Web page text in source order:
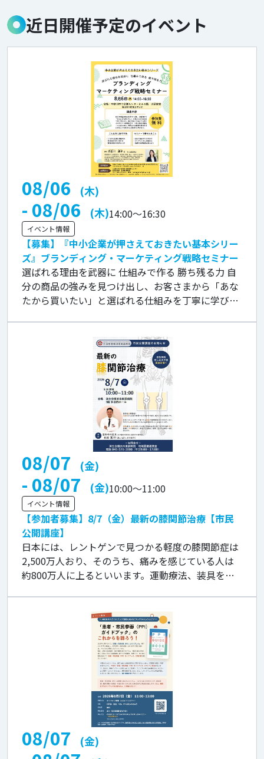
近日開催予定のイベント
【募集】『中小企業が押さえておきたい基本シリー
ズ』ブランディング・マーケティング戦略セミナー
選ばれる理由を武器に 仕組みで作る 勝ち残る力 自
分の商品の強みを見つけ出し、お客さまから「あな
たから買いたい」と選ばれる仕組みを丁寧に学びま
08/06 (木)
- 08/06 (木)14:00～16:30
イベント情報
【参加者募集】8/7（金）最新の膝関節治療【市民
公開講座】
日本には、レントゲンで見つかる軽度の膝関節症は
2,500万人おり、そのうち、痛みを感じている人は
約800万人に上るといいます。運動療法、装具を用
08/07 (金)
- 08/07 (金)10:00～11:00
イベント情報
08/07 (金)